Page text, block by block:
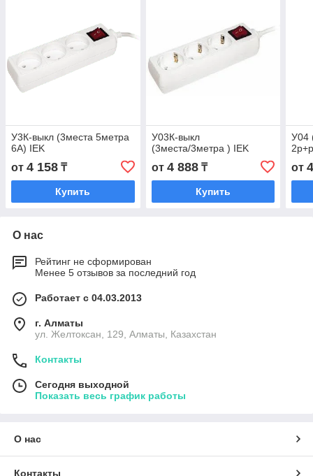
У3К-выкл (3места 5метра
6А) IEK
от 4 158 ₸
Купить
У03К-выкл
(3места/3метра ) IEK
от 4 888₸
Купить
У04
от
О нас
Рейтинг не сформирован
Менее 5 отзывов за последний год
Работает с 04.03.2013
г. Алматы
ул. Желтоксан, 129, Алматы, Казахстан
Контакты
Сегодня выходной
Показать весь график работы
О нас
Контакты